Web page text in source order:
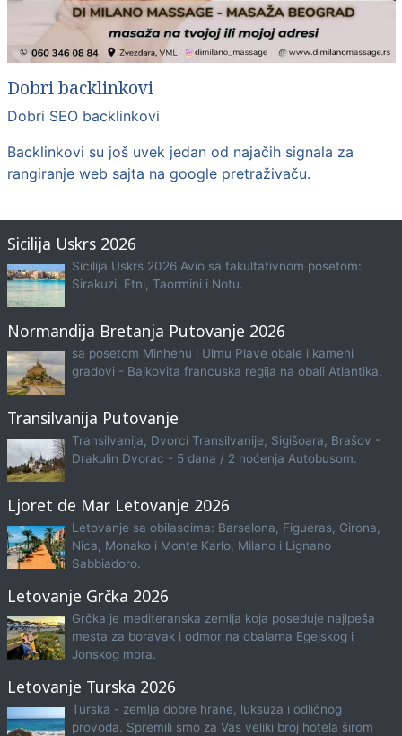
Dobri backlinkovi
Dobri SEO backlinkovi
Backlinkovi su još uvek jedan od najačih signala za
rangiranje web sajta na google pretraživaču.
Sicilija Uskrs 2026
Sicilija Uskrs 2026 Avio sa fakultativnom posetom:
Sirakuzi, Etni, Taormini i Notu.
Normandija Bretanja Putovanje 2026
sa posetom Minhenu i Ulmu Plave obale i kameni
gradovi - Bajkovita francuska regija na obali Atlantika.
Transilvanija Putovanje
Transilvanija, Dvorci Transilvanije, Sigišoara, Brašov -
Drakulin Dvorac - 5 dana / 2 noćenja Autobusom.
Ljoret de Mar Letovanje 2026
Letovanje sa obilascima: Barselona, Figueras, Girona,
Nica, Monako i Monte Karlo, Milano i Lignano
Sabbiadoro.
Letovanje Grčka 2026
Grčka je mediteranska zemlja koja poseduje najlpeša
mesta za boravak i odmor na obalama Egejskog i
Jonskog mora.
Letovanje Turska 2026
Turska - zemlja dobre hrane, luksuza i odličnog
provoda. Spremili smo za Vas veliki broj hotela širom